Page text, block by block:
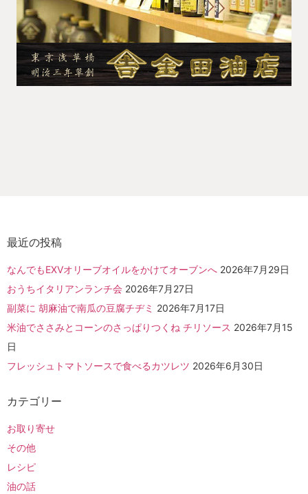
最近の投稿
なんでもEXVオリーブオイルをかけてオーブンへ 2026年7月29日
おうちイタリアンランチ会 2026年7月27日
副菜に 胡麻油で南瓜の豆腐チヂミ 2026年7月17日
米油でささみとコーンのさっぱりつくね チリソース 2026年7月15
日
フレッシュトマトソースで食べるカツレツ 2026年6月30日
カテゴリー
お取り寄せ
その他
レシピ
油の話